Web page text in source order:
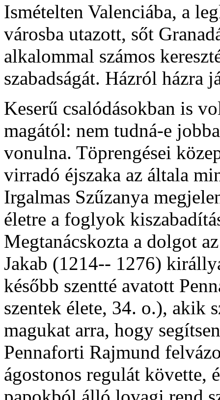
Ismételten Valenciába, a
városba utazott, sőt
alkalommal számos
szabadságát. Házról házra
Keserű csalódásokban is
magától: nem tudná-e
vonulna. Töprengései
virradó éjszaka az általa
Irgalmas Szűzanya
életre a foglyok
Megtanácskozta a dolgot
Jakab (1214-- 1276)
később szentté avatott
szentek élete, 34. o.), akik
magukat arra, hogy
Pennaforti Rajmund
ágostonos regulát követte,